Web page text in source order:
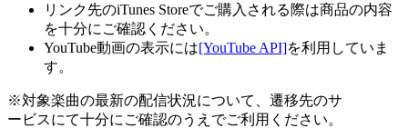
リンク先のiTunes Storeでご購入される際は商品の内容
を十分にご確認ください。
YouTube動画の表示には[YouTube API]を利用していま
す。
※対象楽曲の最新の配信状況について、遷移先のサ
ービスにて十分にご確認のうえでご利用ください。